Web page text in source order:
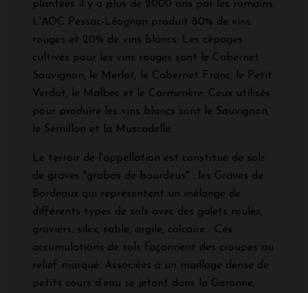
plantées il y a plus de 2000 ans par les romains.
L'AOC Pessac-Léognan produit 80% de vins
rouges et 20% de vins blancs. Les cépages
cultivés pour les vins rouges sont le Cabernet
Sauvignon, le Merlot, le Cabernet Franc, le Petit
Verdot, le Malbec et le Carmenère. Ceux utilisés
pour produire les vins blancs sont le Sauvignon,
le Sémillon et la Muscadelle.
Le terroir de l'appellation est constitué de sols
de graves "grabas de bourdeus" : les Graves de
Bordeaux qui représentent un mélange de
différents types de sols avec des galets roulés,
graviers, silex, sable, argile, calcaire... Ces
accumulations de sols façonnent des croupes au
relief marqué. Associées à un maillage dense de
petits cours d’eau se jetant dans la Garonne,